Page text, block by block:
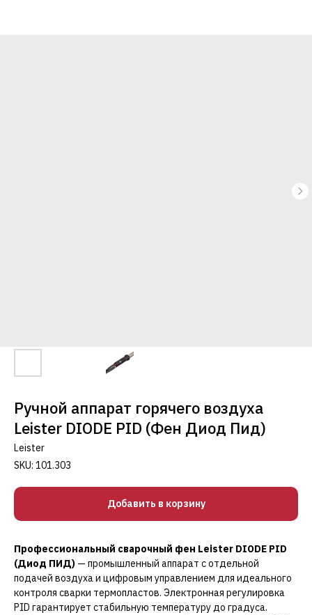
Ручной аппарат горячего воздуха
Leister DIODE PID (Фен Диод Пид)
Leister
SKU: 101.303
Добавить в корзину
Профессиональный сварочный фен Leister DIODE PID
(Диод ПИД) — промышленный аппарат с отдельной
подачей воздуха и цифровым управлением для идеального
контроля сварки термопластов. Электронная регулировка
PID гарантирует стабильную температуру до градуса.